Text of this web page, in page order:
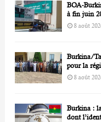
BOA-
à fin juin
8 août
Burkina/
pour la
8 août
Burkina :
dont